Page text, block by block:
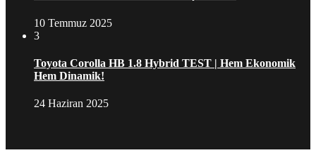
10 Temmuz 2025
3
Toyota Corolla HB 1.8 Hybrid TEST | Hem Ekonomik
Hem Dinamik!
24 Haziran 2025